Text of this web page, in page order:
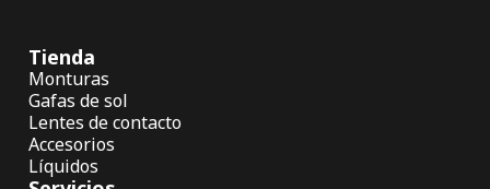
Tienda
Monturas
Gafas de sol
Lentes de contacto
Accesorios
Líquidos